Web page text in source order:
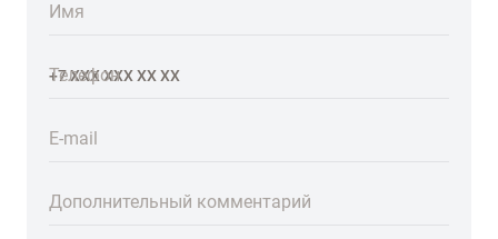
Имя
Телефон
E-mail
Дополнительный комментарий